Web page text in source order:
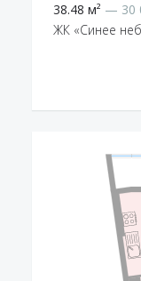
38.48 м² — 30
ЖК «Синее